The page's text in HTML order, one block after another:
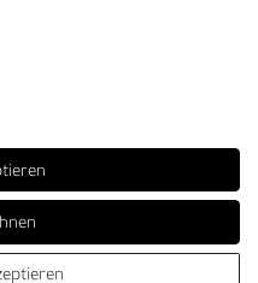
Nelkenweg 3b
- Fronhofer Gürtel |
shopvote.de ⓘ